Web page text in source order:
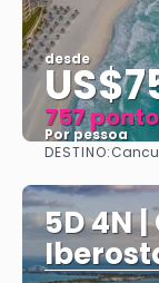
desde
757
Por pessoa
DESTINO:
5D 4N